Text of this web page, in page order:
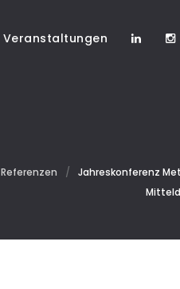
Veranstaltungen
Referenzen /
Jahreskonferenz